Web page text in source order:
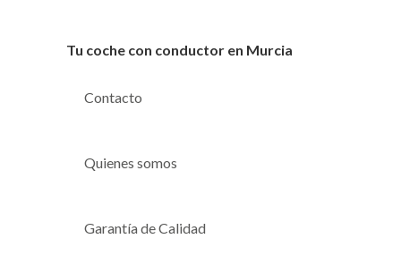
Tu coche con conductor en Murcia
Contacto
Quienes somos
Garantía de Calidad